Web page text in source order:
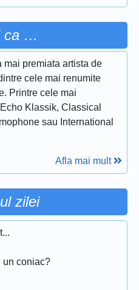
ca …
premiata artista de
cele mai renumite
Printre cele mai
Klassik, Classical
sau International
Afla mai mult
zilei
un coniac?